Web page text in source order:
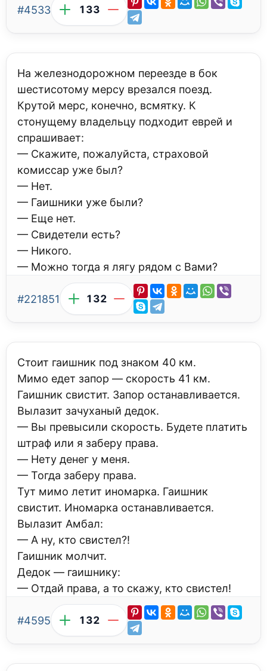
#4533 133
На железнодорожном переезде в бок
шестисотому мерсу врезался поезд.
Крутой мерс, конечно, всмятку. К
стонущему владельцу подходит еврей и
спрашивает:
— Скажите, пожалуйста, страховой
комиссар уже был?
— Нет.
— Гаишники уже были?
— Еще нет.
— Свидетели есть?
— Никого.
— Можно тогда я лягу рядом с Вами?
#221851 132
Стоит гаишник под знаком 40 км.
Мимо едет запоp — скоpость 41 км.
Гаишник свистит. Запор останавливается.
Вылазит зачуханый дедок.
— Вы пpевысили скоpость. Будете платить
штpаф или я забеpу пpава.
— Hету денег у меня.
— Тогда забеpу пpава.
Тут мимо летит иномаpка. Гаишник
свистит. Иномаpка останавливается.
Вылазит Амбал:
— А ну, кто свистел?!
Гаишник молчит.
Дедок — гаишнику:
— Отдай пpава, а то скажу, кто свистел!
#4595 132